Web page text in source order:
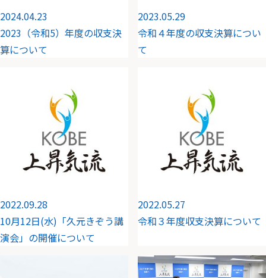
2024.04.23
2023（令和5）年度の収支決
算について
2023.05.29
令和４年度の収支決算につい
て
2022.09.28
10月12日(水)「久元きぞう講
演会」の開催について
2022.05.27
令和３年度収支決算について